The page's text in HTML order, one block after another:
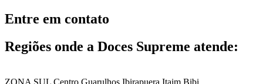
Entre em contato
Regiões onde a Doces Supreme atende:
ZONA SUL Centro Guarulhos Ibirapuera Itaim Bibi